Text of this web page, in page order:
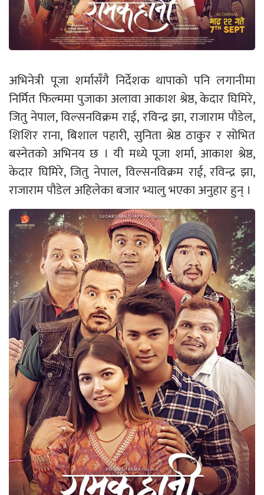
अभिनेत्री पूजा शर्मासँगै निर्देशक थापाको पनि लगानीमा
निर्मित फिल्ममा पुजाका अलावा आकाश श्रेष्ठ, केदार घिमिरे,
जितु नेपाल, विल्सनविक्रम राई, रविन्द्र झा, राजाराम पौडेल,
शिशिर राना, बिशाल पहारी, सुनिता श्रेष्ठ ठाकुर र सोभित
बस्नेतको अभिनय छ । यी मध्ये पूजा शर्मा, आकाश श्रेष्ठ,
केदार घिमिरे, जितु नेपाल, विल्सनविक्रम राई, रविन्द्र झा,
राजाराम पौडेल अहिलेका बजार भ्यालु भएका अनुहार हुन् ।